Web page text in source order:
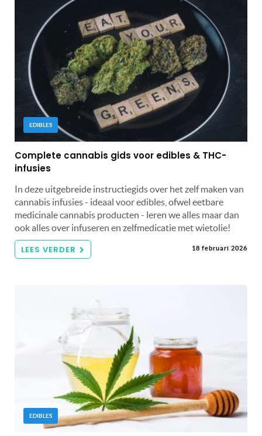
EDIBLES
Complete cannabis gids voor edibles & THC-
infusies
In deze uitgebreide instructiegids over het zelf maken van
cannabis infusies - ideaal voor edibles, ofwel eetbare
medicinale cannabis producten - leren we alles maar dan
ook alles over infuseren en zelfmedicatie met wietolie!
LEES VERDER 18 februari 2026
EDIBLES